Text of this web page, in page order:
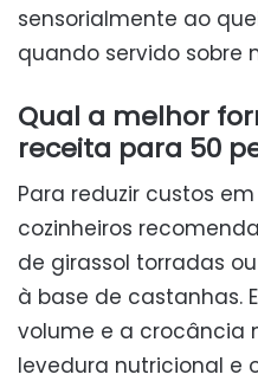
sensorialmente ao
quando servido sobre
Qual a melhor
receita para 50
Para reduzir custos
cozinheiros
de girassol torradas
à base de castanhas.
volume e a crocância
levedura nutricional e